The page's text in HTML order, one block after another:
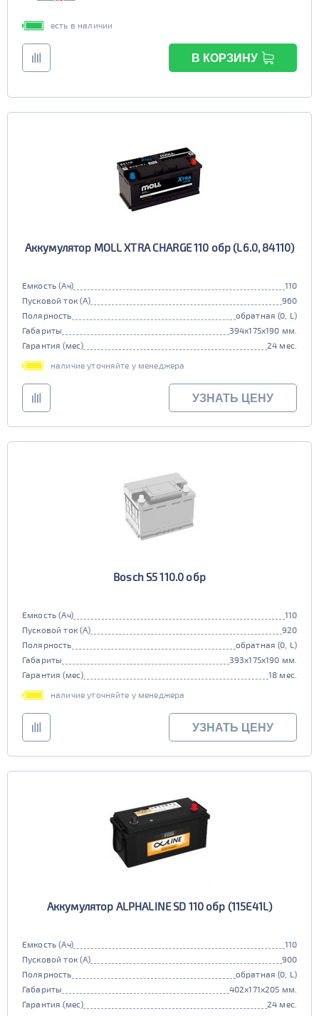
есть в наличии
В КОРЗИНУ
Аккумулятор MOLL XTRA CHARGE 110 обр (L6.0, 84110)
Емкость (Ач)
110
Пусковой ток (А)
960
Полярность
обратная (0, L)
Габариты
394x175x190 мм.
Гарантия (мес)
24 мес.
наличие уточняйте у менеджера
УЗНАТЬ ЦЕНУ
Bosch S5 110.0 обр
Емкость (Ач)
110
Пусковой ток (А)
920
Полярность
обратная (0, L)
Габариты
393x175x190 мм.
Гарантия (мес)
18 мес.
наличие уточняйте у менеджера
УЗНАТЬ ЦЕНУ
Аккумулятор ALPHALINE SD 110 обр (115E41L)
Емкость (Ач)
110
Пусковой ток (А)
900
Полярность
обратная (0, L)
Габариты
402x171x205 мм.
Гарантия (мес)
24 мес.